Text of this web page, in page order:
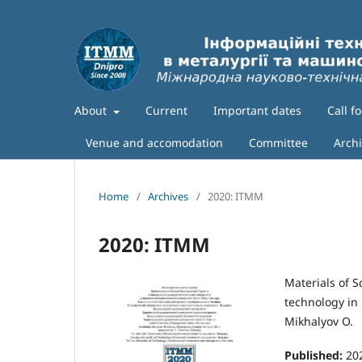
About Current Important dates Call
Venue and accomodation Committee
Home / Archives / 2020: ITMM
2020: ITMM
Materials of
technology
Mikhalyov O.
Published: